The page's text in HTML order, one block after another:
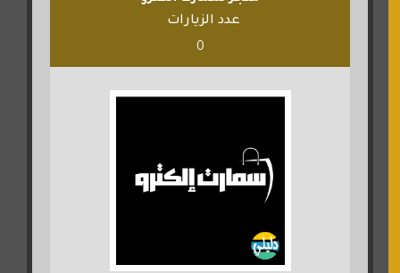
عدد الزيارات
0